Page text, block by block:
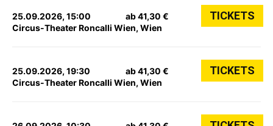
25.09.2026, 15:00
Circus-Theater Roncalli Wien, Wien
ab 41,30 € TICKETS
25.09.2026, 19:30
Circus-Theater Roncalli Wien, Wien
ab 41,30 € TICKETS